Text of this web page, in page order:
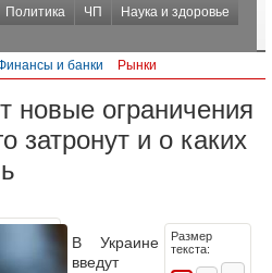
Политика ЧП
Наука и здоровье
и банки Рынки
новые ограничения
затронут и о каких
Размер
текста:
В Украине
введут